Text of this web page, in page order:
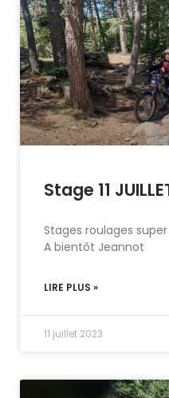
Stage 11
Stages roulages
A bientôt Jeannot
LIRE PLUS »
11 juillet 2023